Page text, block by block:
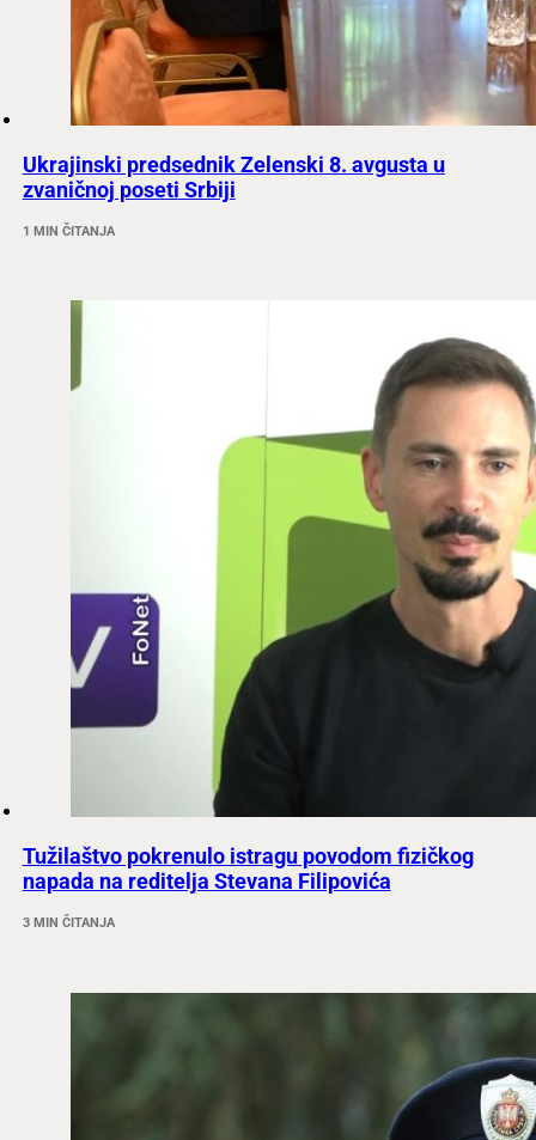
Ukrajinski predsednik Zelenski 8. avgusta u
zvaničnoj poseti Srbiji
1 MIN ČITANJA
Tužilaštvo pokrenulo istragu povodom fizičkog
napada na reditelja Stevana Filipovića
3 MIN ČITANJA